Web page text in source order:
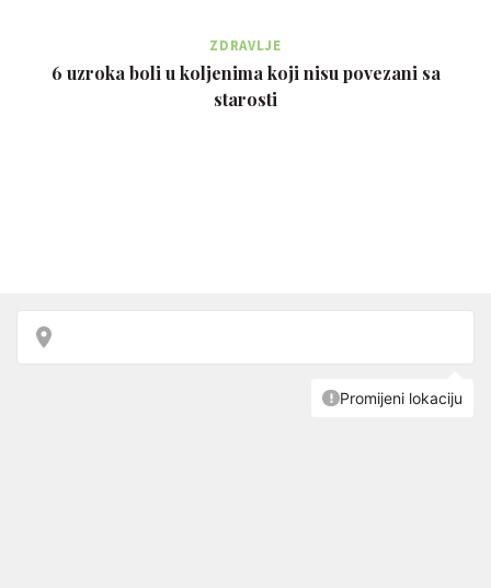
ZDRAVLJE
6 uzroka boli u koljenima koji nisu povezani sa
starosti